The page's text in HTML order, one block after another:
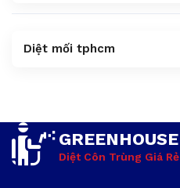
Diệt mối tphcm
GREENHOUSE
Diệt Côn Trùng Giá Rẻ